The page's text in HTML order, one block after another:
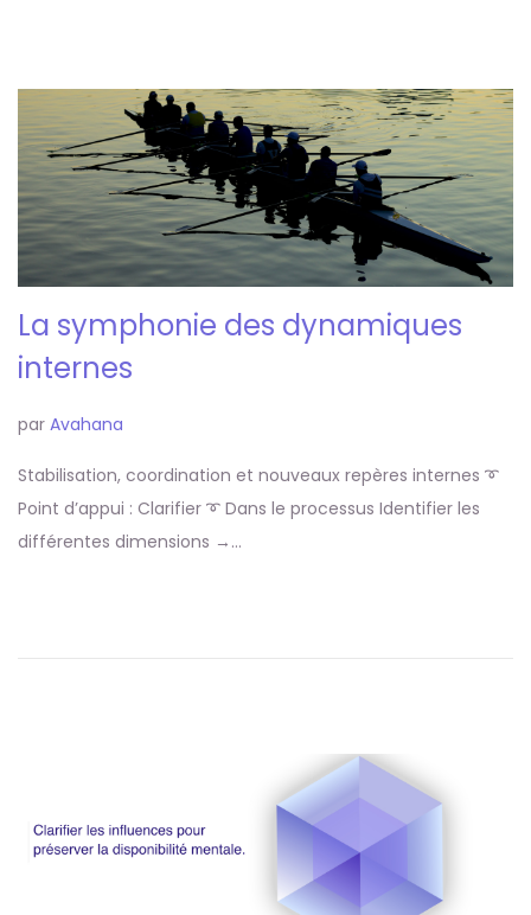
La symphonie des dynamiques
internes
par Avahana
Stabilisation, coordination et nouveaux repères internes ➰
Point d’appui : Clarifier ➰ Dans le processus Identifier les
différentes dimensions →…